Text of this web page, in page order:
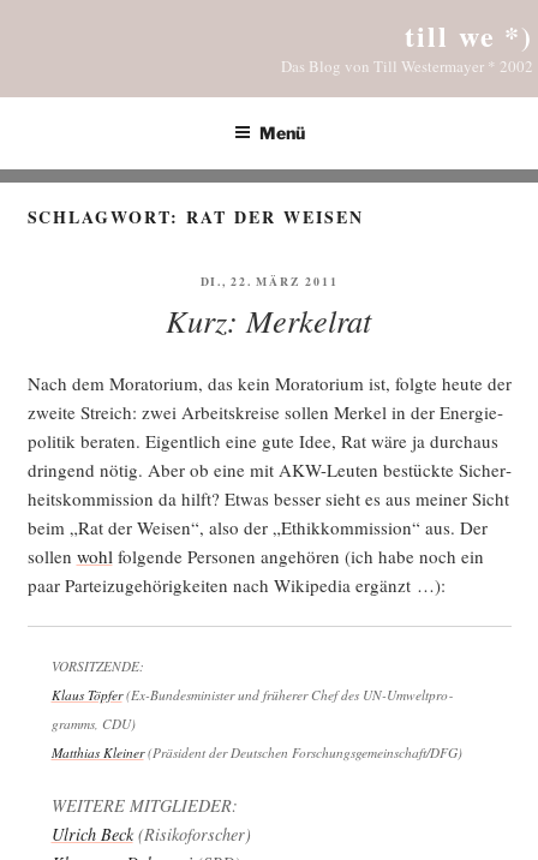
till we *)
Das Blog von Till Westermayer * 2002
Menü
SCHLAGWORT:RAT DER WEISEN
VERÖFFENTLICHT
DI., 22. MÄRZ 2011
Kurz: Merkelrat
Nach dem Mora­to­ri­um, das kein Mora­to­ri­um ist, folg­te heu­te der
zwei­te Streich: zwei Arbeits­krei­se sol­len Mer­kel in der Ener­gie­
po­li­tik bera­ten. Eigent­lich eine gute Idee, Rat wäre ja durch­aus
drin­gend nötig. Aber ob eine mit AKW-Leu­ten bestück­te Sicher­
heits­kom­mis­si­on da hilft? Etwas bes­ser sieht es aus mei­ner Sicht
beim „Rat der Wei­sen“, also der „Ethik­kom­mis­si­on“ aus. Der
sol­len wohl fol­gen­de Per­so­nen ange­hö­ren (ich habe noch ein
paar Par­tei­zu­ge­hö­rig­kei­ten nach Wiki­pe­dia ergänzt …):
VORSITZENDE:
Klaus Töp­fer(Ex-Bun­des­mi­nis­ter und frü­he­rer Chef des UN-Umwelt­pro­
gramms, CDU)
Mat­thi­as Klei­ner(Prä­si­dent der Deut­schen Forschungsgemeinschaft/DFG)
WEITERE MITGLIEDER:
Ulrich Beck(Risi­ko­for­scher)